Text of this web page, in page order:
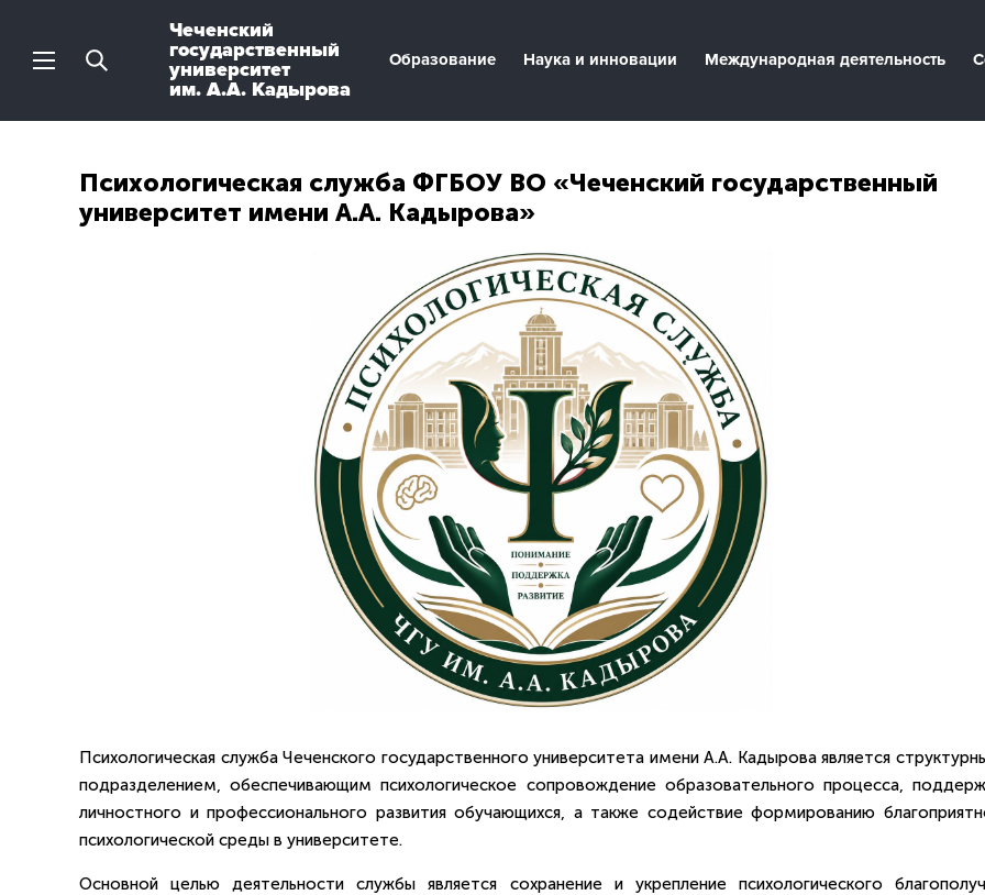
Чеченский
государственный
университет
им. А.А. Кадырова
Образование Наука и инновации Международная деятельность
Психологическая служба ФГБОУ ВО «Чеченский государственный
университет имени А.А. Кадырова»
Психологическая служба Чеченского государственного университета имени А.А. Кадырова является
подразделением, обеспечивающим психологическое сопровождение образовательного процесса,
личностного и профессионального развития обучающихся, а также содействие формированию
психологической среды в университете.
Основной целью деятельности службы является сохранение и укрепление психологического